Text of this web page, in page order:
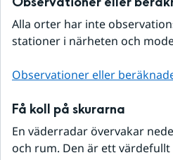
Alla orter har inte
stationer i närheten och
Observationer eller
Få koll på skurarna
En väderradar övervakar
och rum. Den är ett